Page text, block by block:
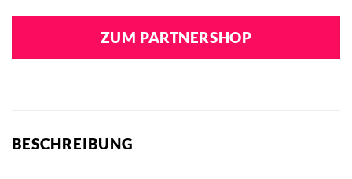
ZUM PARTNERSHOP
BESCHREIBUNG